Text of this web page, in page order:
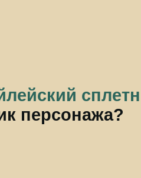
персонажа?